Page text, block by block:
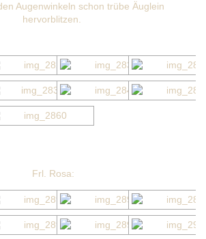
Augenwinkeln schon trübe Äuglein
hervorblitzen.
Frl. Rosa: